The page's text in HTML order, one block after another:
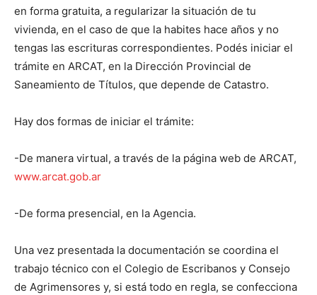
en forma gratuita, a regularizar la situación de tu
vivienda, en el caso de que la habites hace años y no
tengas las escrituras correspondientes. Podés iniciar el
trámite en ARCAT, en la Dirección Provincial de
Saneamiento de Títulos, que depende de Catastro.
Hay dos formas de iniciar el trámite:
-De manera virtual, a través de la página web de ARCAT,
www.arcat.gob.ar
-De forma presencial, en la Agencia.
Una vez presentada la documentación se coordina el
trabajo técnico con el Colegio de Escribanos y Consejo
de Agrimensores y, si está todo en regla, se confecciona